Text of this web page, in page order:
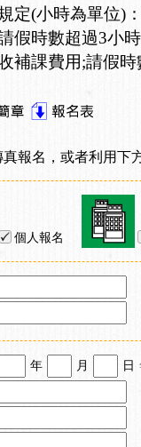
定(小時為單位)
假時數超過3小
補課費用;請假
報名，或者利用下
個人報名
年 月 日